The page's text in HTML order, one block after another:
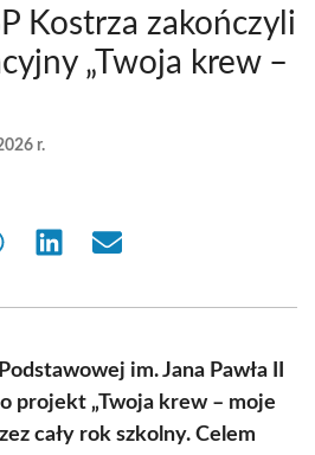
Kostrza zakończyli
„Twoja krew –
r.
Share Share
im. Jana Pawła II
projekt „Twoja krew – moje
cały rok szkolny. Celem